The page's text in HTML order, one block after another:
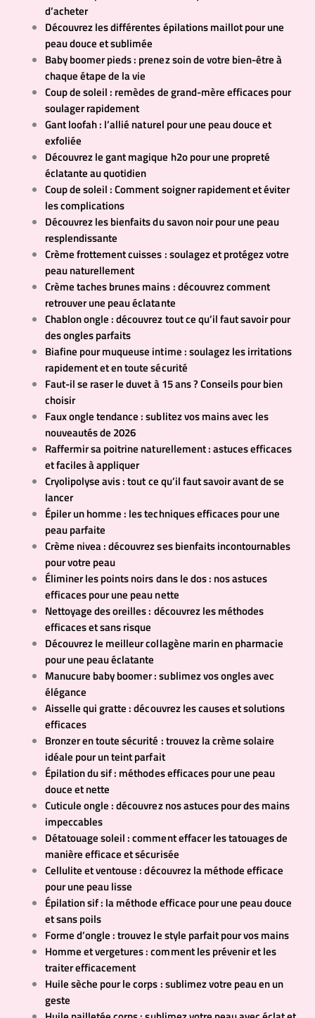
d’acheter
Découvrez les différentes épilations maillot pour une
peau douce et sublimée
Baby boomer pieds : prenez soin de votre bien-être à
chaque étape de la vie
Coup de soleil : remèdes de grand-mère efficaces pour
soulager rapidement
Gant loofah : l’allié naturel pour une peau douce et
exfoliée
Découvrez le gant magique h2o pour une propreté
éclatante au quotidien
Coup de soleil : Comment soigner rapidement et éviter
les complications
Découvrez les bienfaits du savon noir pour une peau
resplendissante
Crème frottement cuisses : soulagez et protégez votre
peau naturellement
Crème taches brunes mains : découvrez comment
retrouver une peau éclatante
Chablon ongle : découvrez tout ce qu’il faut savoir pour
des ongles parfaits
Biafine pour muqueuse intime : soulagez les irritations
rapidement et en toute sécurité
Faut-il se raser le duvet à 15 ans ? Conseils pour bien
choisir
Faux ongle tendance : sublitez vos mains avec les
nouveautés de 2026
Raffermir sa poitrine naturellement : astuces efficaces
et faciles à appliquer
Cryolipolyse avis : tout ce qu’il faut savoir avant de se
lancer
Épiler un homme : les techniques efficaces pour une
peau parfaite
Crème nivea : découvrez ses bienfaits incontournables
pour votre peau
Éliminer les points noirs dans le dos : nos astuces
efficaces pour une peau nette
Nettoyage des oreilles : découvrez les méthodes
efficaces et sans risque
Découvrez le meilleur collagène marin en pharmacie
pour une peau éclatante
Manucure baby boomer : sublimez vos ongles avec
élégance
Aisselle qui gratte : découvrez les causes et solutions
efficaces
Bronzer en toute sécurité : trouvez la crème solaire
idéale pour un teint parfait
Épilation du sif : méthodes efficaces pour une peau
douce et nette
Cuticule ongle : découvrez nos astuces pour des mains
impeccables
Détatouage soleil : comment effacer les tatouages de
manière efficace et sécurisée
Cellulite et ventouse : découvrez la méthode efficace
pour une peau lisse
Épilation sif : la méthode efficace pour une peau douce
et sans poils
Forme d’ongle : trouvez le style parfait pour vos mains
Homme et vergetures : comment les prévenir et les
traiter efficacement
Huile sèche pour le corps : sublimez votre peau en un
geste